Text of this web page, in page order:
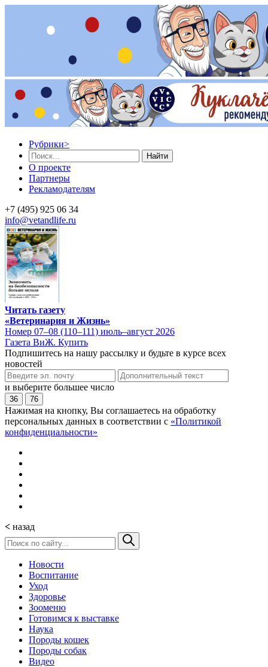
Рубрики>
Найти
О проекте
Партнеры
Рекламодателям
+7 (495) 925 06 34
info@vetandlife.ru
Читать газету
«Ветеринария и Жизнь»
Номер 07–08 (110–111) июль–август 2026
Газета ВиЖ. Купить
Подпишитесь на нашу рассылку и будьте в курсе всех
новостей
и выберите большее число
36 76
Нажимая на кнопку, Вы соглашаетесь на обработку
персональных данных в соответствии с «Политикой
конфиденциальности»
< назад
Новости
Воспитание
Уход
Здоровье
Зооменю
Готовимся к выставке
Наука
Породы кошек
Породы собак
Видео